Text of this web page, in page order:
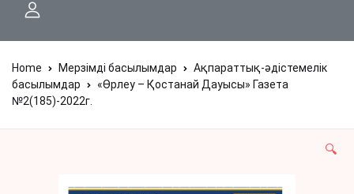
Home Мерзімді басылымдар
Ақпараттық-әдістемелік
басылымдар
«Өрлеу – Қостанай Дауысы» Газета
№2(185)-2022г.
🔍